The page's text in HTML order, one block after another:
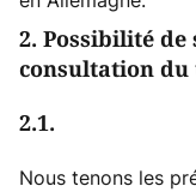
2. Possibilité de
consultation
2.1.
Nous tenons les